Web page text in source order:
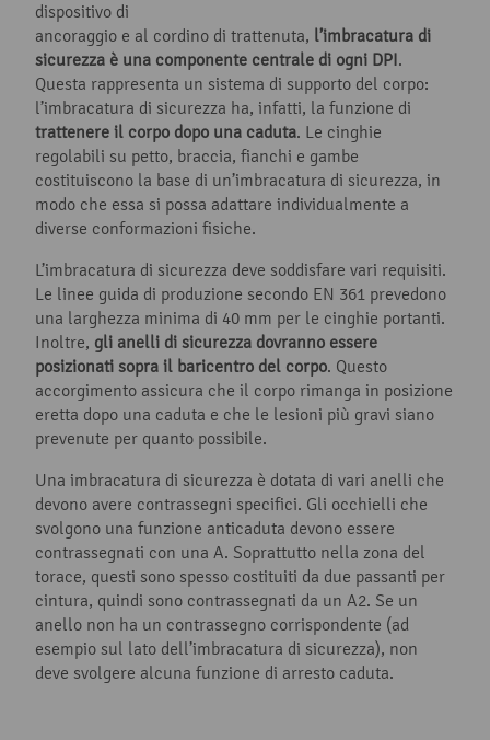
dispositivo di
ancoraggio e al cordino di trattenuta, l’imbracatura di
sicurezza è una componente centrale di ogni DPI.
Questa rappresenta un sistema di supporto del corpo:
l’imbracatura di sicurezza ha, infatti, la funzione di
trattenere il corpo dopo una caduta. Le cinghie
regolabili su petto, braccia, fianchi e gambe
costituiscono la base di un’imbracatura di sicurezza, in
modo che essa si possa adattare individualmente a
diverse conformazioni fisiche.
L’imbracatura di sicurezza deve soddisfare vari requisiti.
Le linee guida di produzione secondo EN 361 prevedono
una larghezza minima di 40 mm per le cinghie portanti.
Inoltre, gli anelli di sicurezza dovranno essere
posizionati sopra il baricentro del corpo. Questo
accorgimento assicura che il corpo rimanga in posizione
eretta dopo una caduta e che le lesioni più gravi siano
prevenute per quanto possibile.
Una imbracatura di sicurezza è dotata di vari anelli che
devono avere contrassegni specifici. Gli occhielli che
svolgono una funzione anticaduta devono essere
contrassegnati con una A. Soprattutto nella zona del
torace, questi sono spesso costituiti da due passanti per
cintura, quindi sono contrassegnati da un A2. Se un
anello non ha un contrassegno corrispondente (ad
esempio sul lato dell’imbracatura di sicurezza), non
deve svolgere alcuna funzione di arresto caduta.